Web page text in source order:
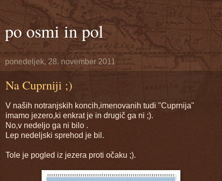
po osmi in pol
ponedeljek, 28. november 2011
Na Cuprniji ;)
V naših notranjskih koncih,imenovanih tudi "Cuprnija"
imamo jezero,ki enkrat je in drugič ga ni ;).
No,v nedeljo ga ni bilo .
Lep nedeljski sprehod je bil.
Tole je pogled iz jezera proti očaku ;).